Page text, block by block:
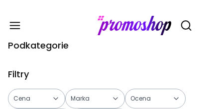
Otwórz
Podkategorie
Filtry
Cena Marka Ocena